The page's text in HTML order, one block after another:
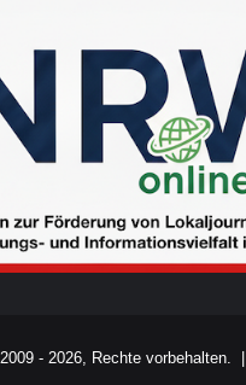
- 2026, Rechte vorbehalten. |